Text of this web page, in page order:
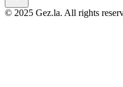
© 2025 Gez.la. All rights